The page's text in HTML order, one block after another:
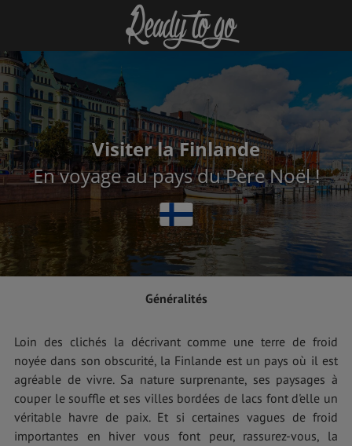
Visiter la Finlande
En voyage au pays du Père Noël !
Généralités
Loin des clichés la décrivant comme une terre de froid
noyée dans son obscurité, la Finlande est un pays où il est
agréable de vivre. Sa nature surprenante, ses paysages à
couper le souffle et ses villes bordées de lacs font d'elle un
véritable havre de paix. Et si certaines vagues de froid
importantes en hiver vous font peur, rassurez-vous, la